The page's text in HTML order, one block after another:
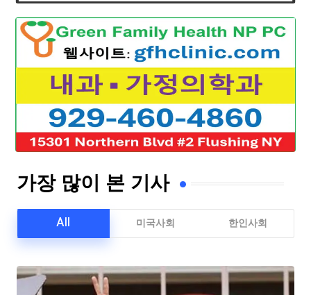
가장 많이 본 기사
All 미국사회 한인사회